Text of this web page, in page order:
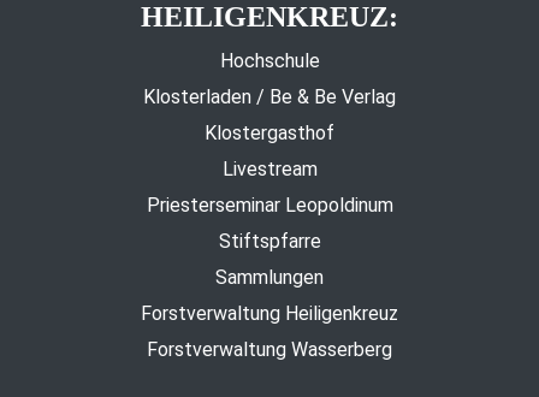
HEILIGENKREUZ:
Hochschule
Klosterladen / Be & Be Verlag
Klostergasthof
Livestream
Priesterseminar Leopoldinum
Stiftspfarre
Sammlungen
Forstverwaltung Heiligenkreuz
Forstverwaltung Wasserberg